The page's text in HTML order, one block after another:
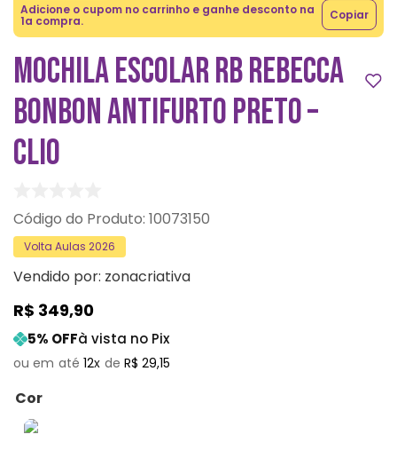
Adicione o cupom no carrinho e ganhe desconto na
1a compra. Copiar
MOCHILA ESCOLAR RB REBECCA
BONBON ANTIFURTO PRETO –
CLIO
: 10073150
Volta Aulas 2026
Vendido por: zonacriativa
R$ 349,90
5% OFFà vista no Pix
12 R$ 29,15
Cor